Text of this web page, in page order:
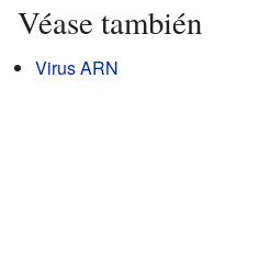
Véase también
Virus ARN